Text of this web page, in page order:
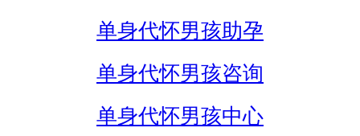
单身代怀男孩助孕
单身代怀男孩咨询
单身代怀男孩中心